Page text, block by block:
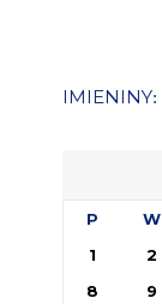
IMIENINY:
P W
1
2
8
9